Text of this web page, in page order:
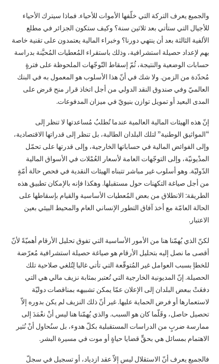
والجميع يعرف التركة التي خلّفها الأموات للأحياء. فماذا سيترك الأحياء
للأجيال التي ستأتي بعد ‏ثلاثين سنة؟ وكيف ستكون الجزائر في مطلع
الألفية الثالثة بعد أن ينتهي دورنا؟ وخبراء المالية ‏يعتمدون على تقنية خاصة
بهم لإعداد حصيلة استشرافية، وذلك باستقراء المُعطيات المُحيَّنة بدراسة
‏حسابات الوضعية والنتيجة، ثُمّ إسقاط التّوجّهات الملحوظة على فترةٍ
مُحدّدة من الزمن. ولا شك في ‏أنّ هذا الأسلوب هو المعمول به في البنك
العالميّ وفي صندوق النقد الدولي من أجل اتخاذ قرار منح ‏قرض على
المدى البعيد أو تمويل توازن بنيويّ في ميزان المدفوعات.‏
إنّ هذه الهيئات المالية العالمية عندما تُطلبُ مُساعدتها لا تنظر إلى
“المواثيق الوطنية” لتلك البلدان ‏الطالبة، بل تنظر إلى قدراتها الاقتصادية،
وإلى الفوائض المالية في حساباتها الخارجية، وإلى قدرتها ‏على تحمّل
المدْيونيّة، وإلى التوجّهات العامة لأسعار العُمْلات في الأسواق المالية
الدّوليّة. وهو أسلوب ‏غير مباشر تتبناه الهيئات النقدية في فحص حالة أمّةٍ
من أجل صياغة التكهنات حول مستقبلها. وهكذا ‏فإنه بالإمكان تطبيق هذه
الطريقة: الانطلاق من بعض المُعطيات الأساسية والقيام بإسقاطها على
‏الحالة العامّة مع أخذ آفاق التطور الإنساني العام والمحيط البيئي بعين
الاعتبار.‏
لكنّ الذي يُهمّنا هنا من الأمور الأساسية التي تفوق تحليل الأرقام أهميّةً لأنّ
أقصى ما نصل إليه ‏بتحليل الأرقام هو صياغة حصيلة استشرافية مُعرّضة
للخطإ بسبب العوامل غير المُتوقّعة التي تأتي ‏غالبا لِتُلغي صلاحية تلك
الحصيلة. إنّ المديونية الخارجية التي تُعتبر بمثابة نزيف مالي هي التي
‏دفعَتْ ببعض البلدان إلى الإعلان عمّا يمكن تشبيهه بمناقصات دوليّة
لاستعمارها أو فرض الحماية ‏عليها. غير أنّ ذلك النزيف لم يكن بدوره إلاّ
تحصيل حاصل، وقَلّما كان هو السبب. والذي يُهمّنا هنا ‏ليس أنْ نعْمَدَ إلى
ممارسة ضربٍ من الدراسات المستقبلية بكلّ هدوء، بل سنُحاول أنْ نُثير
الاهتمام ‏بمسائل هي بحقٍّ قضايا حياةٍ أو موت في مسيرة البشر.‏
فالجميع يعرف أنّ الاستقلال ليس إلاّ عقد ازدياد، أو تسجيل في سجلّ